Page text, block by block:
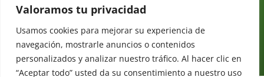
Valoramos tu privacidad
Usamos cookies para mejorar su experiencia de
navegación, mostrarle anuncios o contenidos
personalizados y analizar nuestro tráfico. Al hacer clic en
“Aceptar todo” usted da su consentimiento a nuestro uso
Tel: (+34) 954
25 88 51
redaccion@revistamercados.com
NUESTRO
TELEGRAM
CONTACTO